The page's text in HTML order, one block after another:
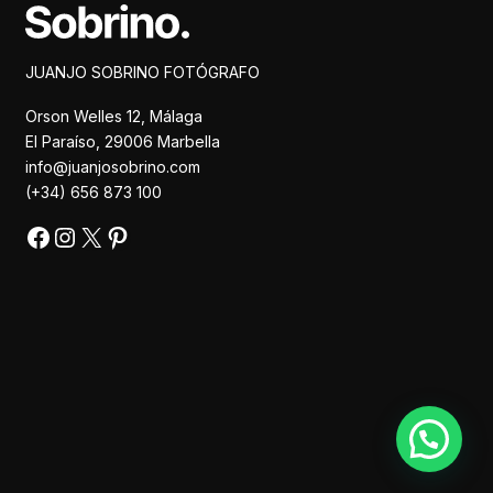
JUANJO SOBRINO FOTÓGRAFO
Orson Welles 12, Málaga
El Paraíso, 29006 Marbella
info@juanjosobrino.com
(+34) 656 873 100